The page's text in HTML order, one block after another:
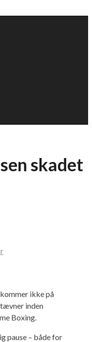
skadet
ikke på
inden
Boxing.
pause – både for